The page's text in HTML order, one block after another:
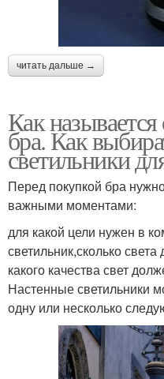
читать дальше →
Как
бра. Как
светильники
Перед покупкой бра
важными моментами:
для какой цели нужен в
светильник,сколько
какого качества свет
Настенные светильники
одну или несколько